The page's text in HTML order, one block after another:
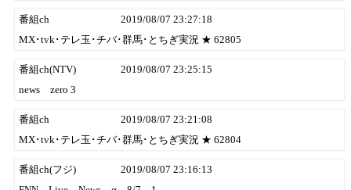
番組ch
2019/08/07 23:27:18
MX･tvk･テレ玉･チバ･群馬･とちぎ実況 ★ 62805
番組ch(NTV)
2019/08/07 23:25:15
news zero 3
番組ch
2019/08/07 23:21:08
MX･tvk･テレ玉･チバ･群馬･とちぎ実況 ★ 62804
番組ch(フジ)
2019/08/07 23:16:13